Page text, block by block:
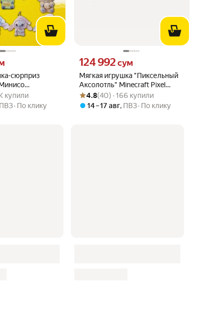
сюрприз
фигурка Sleep
4.4 из 5
купили
купили
ПВЗ По клику
Мягкая игрушка "Пиксельный
Аксолотль" Minecraft Pixel
Axolotl 34 см
Цена 124992 сум вместо
124 992 сум
Рейтинг товара: 4.8 из 5
Оценок: (40) · 166 купили
4.8(40) · 166 купили
14 – 17 авг, ПВЗ По клику